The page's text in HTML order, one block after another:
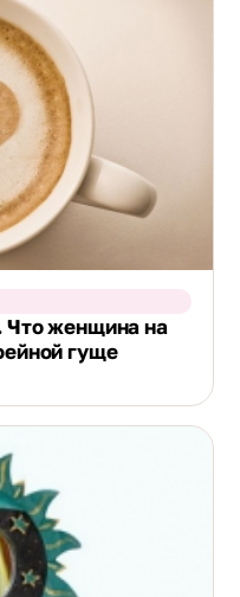
Что женщина на
гуще